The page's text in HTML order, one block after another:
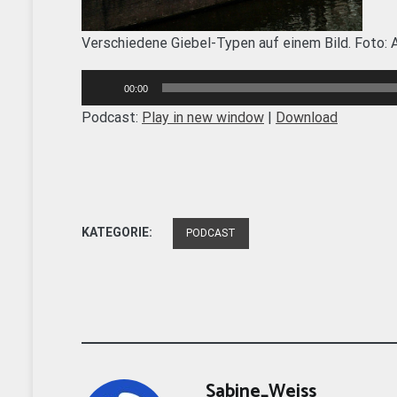
Verschiedene Giebel-Typen auf einem Bild. Foto:
Player
00:00
Podcast: Play in new window | Download
KATEGORIE: PODCAST